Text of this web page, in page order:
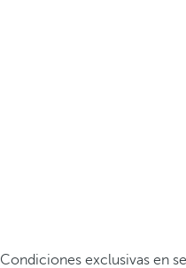
Condiciones exclusivas en